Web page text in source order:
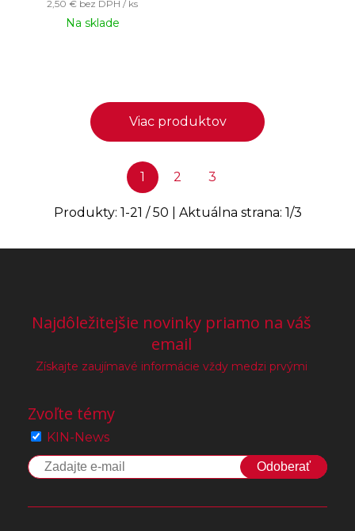
2,50 € bez DPH / ks
Na sklade
Viac produktov
1 2 3
Produkty: 1-21 /50 | Aktuálna strana: 1/3
Najdôležitejšie novinky priamo na váš
email
Získajte zaujímavé informácie vždy medzi prvými
Zvoľte témy
KIN-News
Odoberať